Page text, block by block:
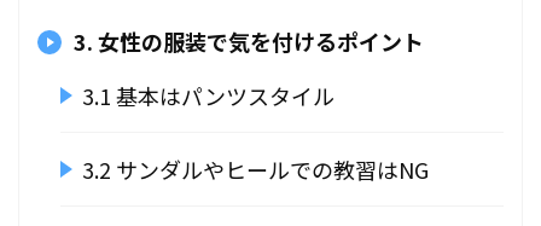
3. 女性の服装で気を付けるポイント
3.1 基本はパンツスタイル
3.2 サンダルやヒールでの教習はNG